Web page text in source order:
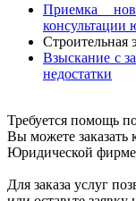
Приемка
консультации
Строительная
Взыскание с
недостатки
Требуется помощь
Вы можете
Юридической фирме
Для заказа услуг